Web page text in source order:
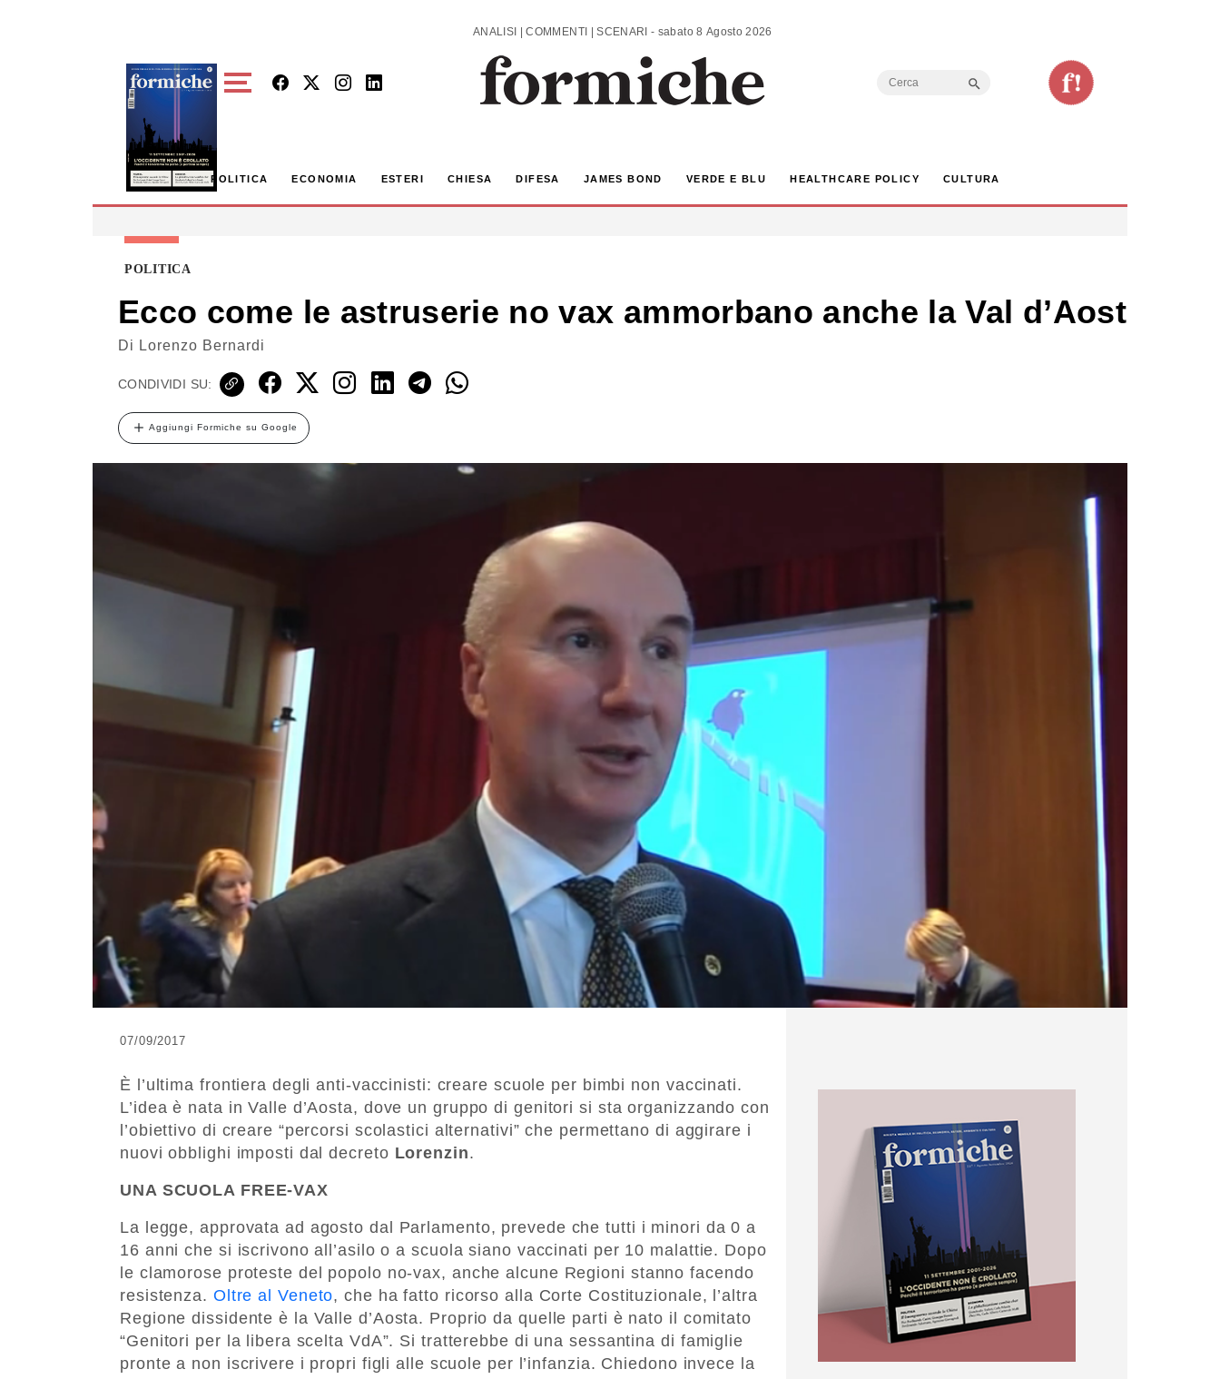
ANALISI | COMMENTI | SCENARI - sabato 8 Agosto 2026
Search
POLITICA ECONOMIA ESTERI CHIESA DIFESA JAMES BOND VERDE E BLU HEALTHCARE POLICY CULTURA
POLITICA
Ecco come le astruserie no vax ammorbano anche la Val d’Aosta
Di Lorenzo Bernardi
CONDIVIDI SU:
Aggiungi Formiche su Google
07/09/2017
È l’ultima frontiera degli anti-vaccinisti: creare scuole per bimbi non vaccinati.
L’idea è nata in Valle d’Aosta, dove un gruppo di genitori si sta organizzando con
l’obiettivo di creare “percorsi scolastici alternativi” che permettano di aggirare i
nuovi obblighi imposti dal decreto Lorenzin.
UNA SCUOLA FREE-VAX
La legge, approvata ad agosto dal Parlamento, prevede che tutti i minori da 0 a
16 anni che si iscrivono all’asilo o a scuola siano vaccinati per 10 malattie. Dopo
le clamorose proteste del popolo no-vax, anche alcune Regioni stanno facendo
resistenza. Oltre al Veneto, che ha fatto ricorso alla Corte Costituzionale, l’altra
Regione dissidente è la Valle d’Aosta. Proprio da quelle parti è nato il comitato
“Genitori per la libera scelta VdA”. Si tratterebbe di una sessantina di famiglie
pronte a non iscrivere i propri figli alle scuole per l’infanzia. Chiedono invece la